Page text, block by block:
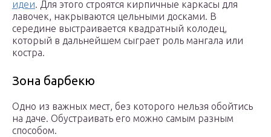
идеи. Для этого строятся кирпичные каркасы для
лавочек, накрываются цельными досками. В
середине выстраивается квадратный колодец,
который в дальнейшем сыграет роль мангала или
костра.
Зона барбекю
Одно из важных мест, без которого нельзя обойтись
на даче. Обустраивать его можно самым разным
способом.